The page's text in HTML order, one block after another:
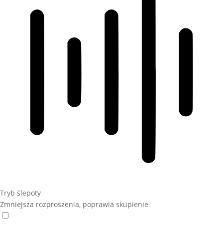
Tryb ślepoty
Zmniejsza rozproszenia, poprawia skupienie